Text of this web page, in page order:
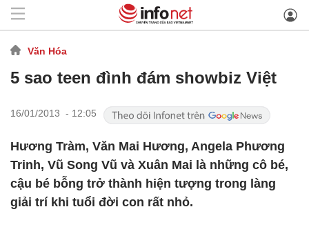
Văn Hóa
5 sao teen đình đám showbiz Việt
16/01/2013 - 12:05
Hương Tràm, Văn Mai Hương, Angela Phương
Trinh, Vũ Song Vũ và Xuân Mai là những cô bé,
cậu bé bỗng trở thành hiện tượng trong làng
giải trí khi tuổi đời con rất nhỏ.